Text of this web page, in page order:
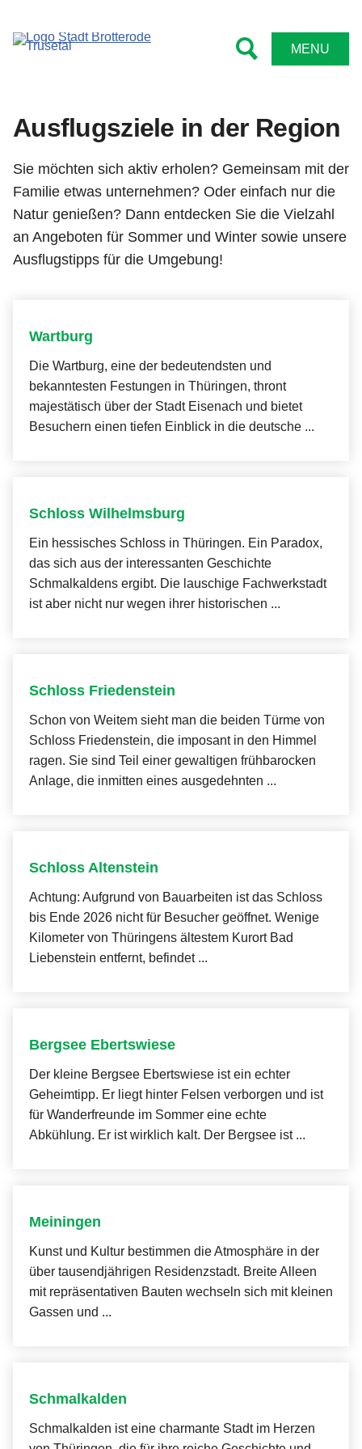
MENU
Ausflugsziele in der Region
Sie möchten sich aktiv erholen? Gemeinsam mit der
Familie etwas unternehmen? Oder einfach nur die
Natur genießen? Dann entdecken Sie die Vielzahl
an Angeboten für Sommer und Winter sowie unsere
Ausflugstipps für die Umgebung!
Wartburg
Die Wartburg, eine der bedeutendsten und
bekanntesten Festungen in Thüringen, thront
majestätisch über der Stadt Eisenach und bietet
Besuchern einen tiefen Einblick in die deutsche ...
Schloss Wilhelmsburg
Ein hessisches Schloss in Thüringen. Ein Paradox,
das sich aus der interessanten Geschichte
Schmalkaldens ergibt. Die lauschige Fachwerkstadt
ist aber nicht nur wegen ihrer historischen ...
Schloss Friedenstein
Schon von Weitem sieht man die beiden Türme von
Schloss Friedenstein, die imposant in den Himmel
ragen. Sie sind Teil einer gewaltigen frühbarocken
Anlage, die inmitten eines ausgedehnten ...
Schloss Altenstein
Achtung: Aufgrund von Bauarbeiten ist das Schloss
bis Ende 2026 nicht für Besucher geöffnet. Wenige
Kilometer von Thüringens ältestem Kurort Bad
Liebenstein entfernt, befindet ...
Bergsee Ebertswiese
Der kleine Bergsee Ebertswiese ist ein echter
Geheimtipp. Er liegt hinter Felsen verborgen und ist
für Wanderfreunde im Sommer eine echte
Abkühlung. Er ist wirklich kalt. Der Bergsee ist ...
Meiningen
Kunst und Kultur bestimmen die Atmosphäre in der
über tausendjährigen Residenzstadt. Breite Alleen
mit repräsentativen Bauten wechseln sich mit kleinen
Gassen und ...
Schmalkalden
Schmalkalden ist eine charmante Stadt im Herzen
Stadtrat
Formulare
Online Anträge
Bekanntmachungen
Amtsblatt
Ausschreibungen
Wahlen
Schiedsstelle
Kontaktbereichsbeamter
Sportstätten
Vereine
Senioren
Barrierefreiheitserklärung